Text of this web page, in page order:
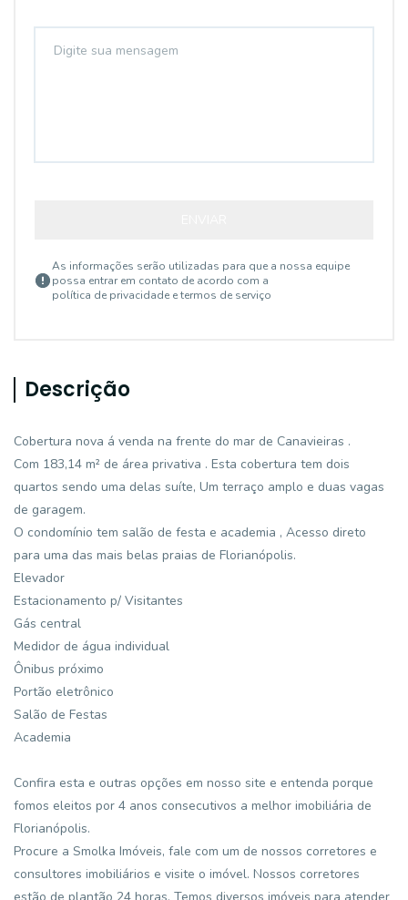
As informações serão utilizadas para que a nossa equipe
possa entrar em contato de acordo com a
política de privacidade e termos de serviço
Descrição
Cobertura nova á venda na frente do mar de Canavieiras .
Com 183,14 m² de área privativa . Esta cobertura tem dois
quartos sendo uma delas suíte, Um terraço amplo e duas vagas
de garagem.
O condomínio tem salão de festa e academia , Acesso direto
para uma das mais belas praias de Florianópolis.
Elevador
Estacionamento p/ Visitantes
Gás central
Medidor de água individual
Ônibus próximo
Portão eletrônico
Salão de Festas
Academia
Confira esta e outras opções em nosso site e entenda porque
fomos eleitos por 4 anos consecutivos a melhor imobiliária de
Florianópolis.
Procure a Smolka Imóveis, fale com um de nossos corretores e
consultores imobiliários e visite o imóvel. Nossos corretores